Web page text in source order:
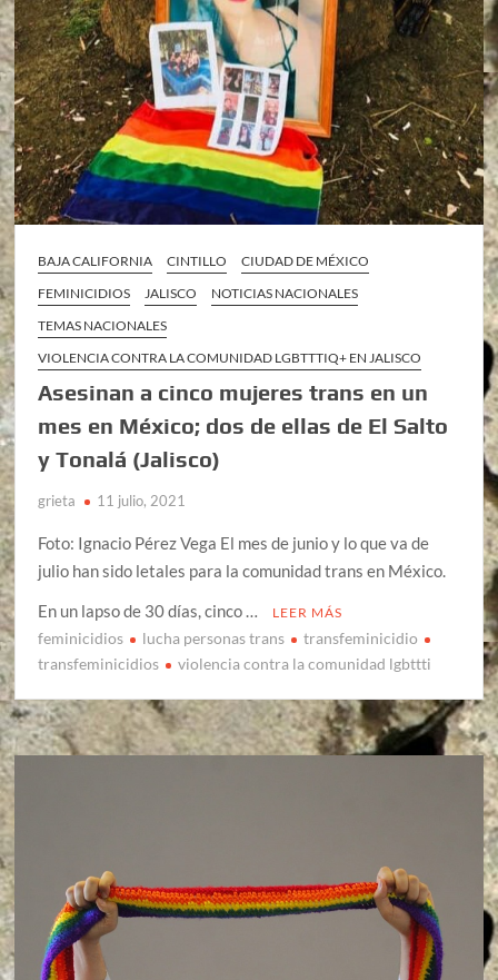
BAJA CALIFORNIA CINTILLO
CIUDAD DE MÉXICO
FEMINICIDIOS
JALISCO
NOTICIAS NACIONALES
TEMAS NACIONALES
VIOLENCIA CONTRA LA COMUNIDAD LGBTTTIQ+ EN JALISCO
Asesinan a cinco mujeres trans en un
mes en México; dos de ellas de El Salto
y Tonalá (Jalisco)
grieta 11 julio, 2021
Foto: Ignacio Pérez Vega El mes de junio y lo que va de
julio han sido letales para la comunidad trans en México.
En un lapso de 30 días, cinco …
LEER MÁS
feminicidios lucha personas trans
transfeminicidio
transfeminicidios
violencia contra la comunidad lgbttti